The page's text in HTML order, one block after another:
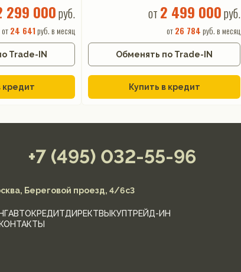
299 000руб.
от24 641 руб. в месяц
Trade-IN
кредит
от 2 499 000руб.
от26 784 руб. в месяц
Обменять по Trade-IN
Купить в кредит
+7 (495) 032-55-96
Береговой проезд, 4/6с3
АВТОКРЕДИТДИРЕКТВЫКУПТРЕЙД-ИН
КОНТАКТЫ